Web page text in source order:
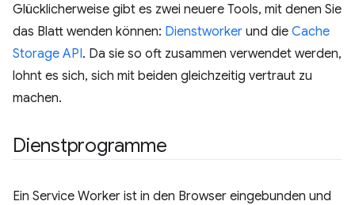
Glücklicherweise gibt es zwei neuere Tools, mit denen Sie
das Blatt wenden können: Dienstworker und die Cache
Storage API. Da sie so oft zusammen verwendet werden,
lohnt es sich, sich mit beiden gleichzeitig vertraut zu
machen.
Dienstprogramme
Ein Service Worker ist in den Browser eingebunden und